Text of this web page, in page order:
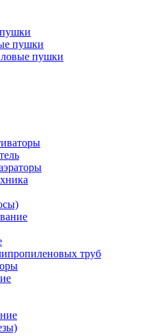
пушки
пушки
труб